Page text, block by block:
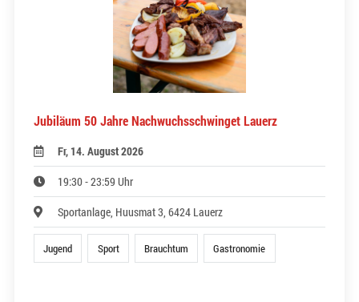
Jubiläum 50 Jahre Nachwuchsschwinget Lauerz
Fr, 14. August 2026
19:30 - 23:59 Uhr
Sportanlage, Huusmat 3, 6424 Lauerz
Jugend Sport Brauchtum Gastronomie